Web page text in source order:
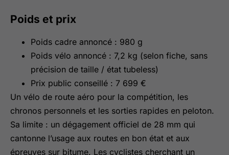
Poids et prix
Poids cadre annoncé : 980 g
Poids vélo annoncé : 7,2 kg (selon fiche, sans
précision de taille / état tubeless)
Prix public conseillé : 7 699 €
Un vélo de route aéro pour la compétition, les
chronos personnels et les sorties rapides en peloton.
Sa limite : un dégagement officiel de 28 mm qui
cantonne l’usage aux routes en bon état et aux
épreuves sur bitume. Les cyclistes cherchant un